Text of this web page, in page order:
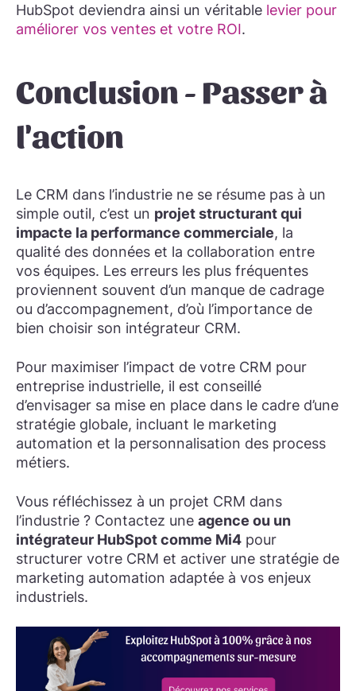
HubSpot deviendra ainsi un véritable levier pour
améliorer vos ventes et votre ROI.
Conclusion - Passer à
l'action
Le CRM dans l’industrie ne se résume pas à un
simple outil, c’est un projet structurant qui
impacte la performance commerciale, la
qualité des données et la collaboration entre
vos équipes. Les erreurs les plus fréquentes
proviennent souvent d’un manque de cadrage
ou d’accompagnement, d’où l’importance de
bien choisir son intégrateur CRM.
Pour maximiser l’impact de votre CRM pour
entreprise industrielle, il est conseillé
d’envisager sa mise en place dans le cadre d’une
stratégie globale, incluant le marketing
automation et la personnalisation des process
métiers.
Vous réfléchissez à un projet CRM dans
l’industrie ? Contactez une agence ou un
intégrateur HubSpot comme Mi4 pour
structurer votre CRM et activer une stratégie de
marketing automation adaptée à vos enjeux
industriels.